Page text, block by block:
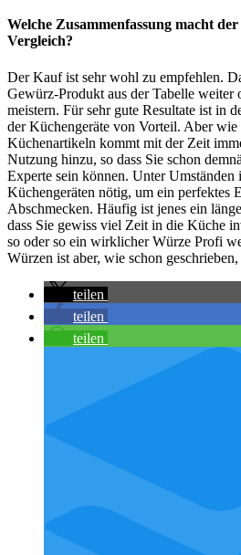
Welche Zusammenfassung macht
Vergleich?
Der Kauf ist sehr wohl zu empfehlen.
Gewürz-Produkt aus der Tabelle
meistern. Für sehr gute Resultate ist in
der Küchengeräte von Vorteil. Aber wie
Küchenartikeln kommt mit der Zeit
Nutzung hinzu, so dass Sie schon
Experte sein können. Unter Umständen
Küchengeräten nötig, um ein perfektes
Abschmecken. Häufig ist jenes ein
dass Sie gewiss viel Zeit in die Küche
so oder so ein wirklicher Würze Profi
Würzen ist aber, wie schon
teilen
teilen
teilen